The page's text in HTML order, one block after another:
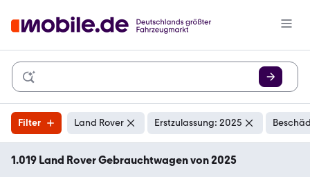
Filter Land Rover Erstzulassung: 2025
1.019 Land Rover Gebrauchtwagen von 2025